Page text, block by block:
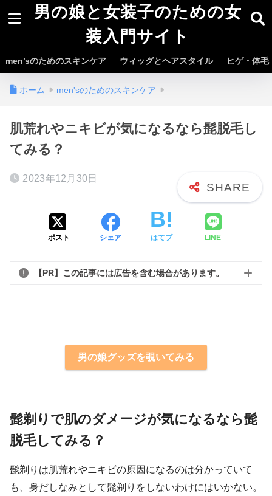
男の娘と女装子のための女
装入門サイト
men’sのためのスキンケア ウィッグとヘアスタイル ヒゲ・体毛
ホーム men'sのためのスキンケア
肌荒れやニキビが気になるなら髭脱毛し
てみる？
2023年12月30日
ポスト シェア はてブ LINE
【PR】この記事には広告を含む場合があります。
男の娘グッズを覗いてみる
髭剃りで肌のダメージが気になるなら髭
脱毛してみる？
髭剃りは肌荒れやニキビの原因になるのは分かっていて
も、身だしなみとして髭剃りをしないわけにはいかない。